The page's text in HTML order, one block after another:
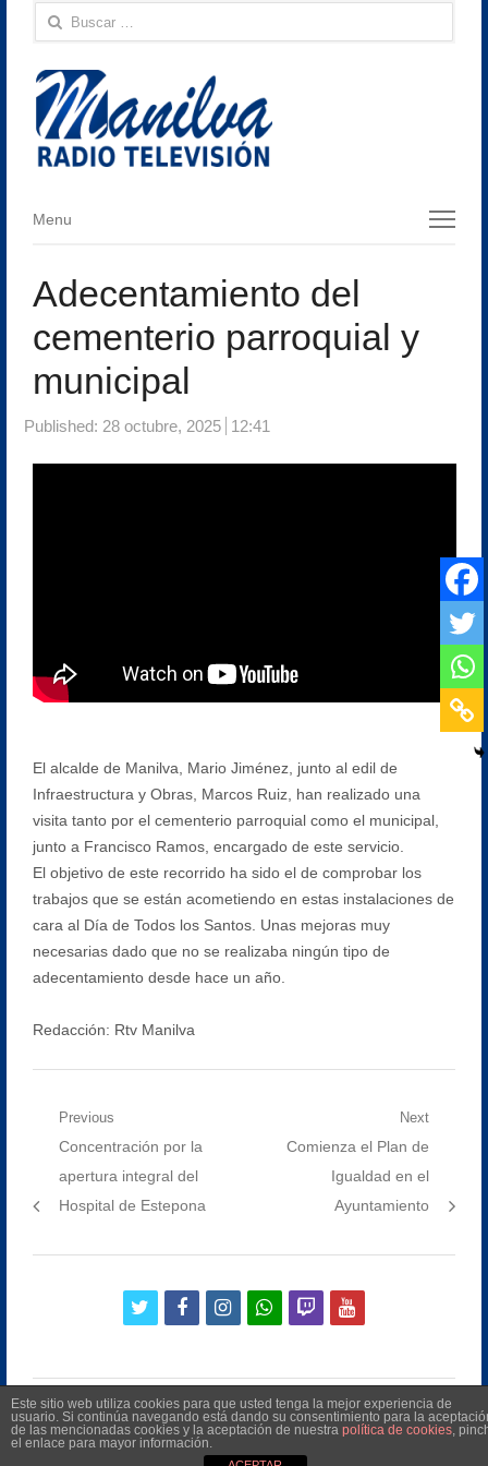
Buscar:
Menu
Menu
Adecentamiento del
cementerio parroquial y
municipal
Published: 28 octubre, 2025 12:41
El alcalde de Manilva, Mario Jiménez, junto al edil de
Infraestructura y Obras, Marcos Ruiz, han realizado una
visita tanto por el cementerio parroquial como el municipal,
junto a Francisco Ramos, encargado de este servicio.
El objetivo de este recorrido ha sido el de comprobar los
trabajos que se están acometiendo en estas instalaciones de
cara al Día de Todos los Santos. Unas mejoras muy
necesarias dado que no se realizaba ningún tipo de
adecentamiento desde hace un año.
Redacción: Rtv Manilva
Navegación
entradas
Previous
Previous
post:
Concentración por la
apertura integral del
Hospital de Estepona
Next
Next
Comienza el Plan de
Igualdad en el
Ayuntamiento
twitterfacebookinstagramwhatsapp
twitchyoutube
©2026 Radio Televisión Municipal de Manilva
Este sitio web utiliza cookies para que usted tenga la mejor experiencia de
usuario. Si continúa navegando está dando su consentimiento para la
de las mencionadas cookies y la aceptación de nuestra política de cookies,
el enlace para mayor información.